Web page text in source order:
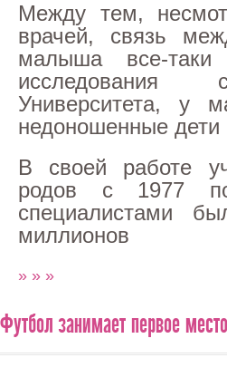
Между тем,
врачей, связь
малыша все-
исследования
Университета, у
недоношенные
В своей работе
родов с 1977
специалистами
миллионов
» » »
Футбол занимает первое